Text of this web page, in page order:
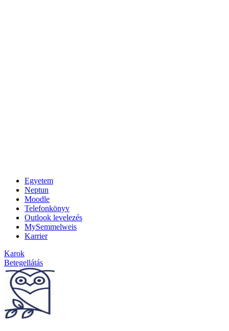
Egyetem
Neptun
Moodle
Telefonkönyv
Outlook levelezés
MySemmelweis
Karrier
Karok
Betegellátás